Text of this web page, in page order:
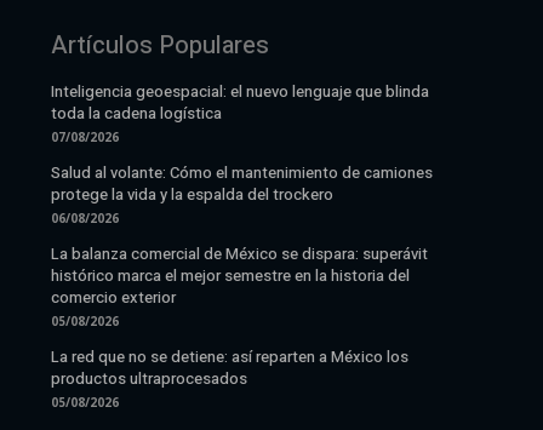
Artículos Populares
Inteligencia geoespacial: el nuevo lenguaje que blinda
toda la cadena logística
07/08/2026
Salud al volante: Cómo el mantenimiento de camiones
protege la vida y la espalda del trockero
06/08/2026
La balanza comercial de México se dispara: superávit
histórico marca el mejor semestre en la historia del
comercio exterior
05/08/2026
La red que no se detiene: así reparten a México los
productos ultraprocesados
05/08/2026